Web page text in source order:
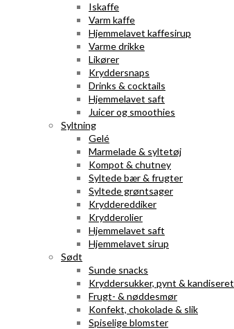
Iskaffe
Varm kaffe
Hjemmelavet kaffesirup
Varme drikke
Likører
Kryddersnaps
Drinks & cocktails
Hjemmelavet saft
Juicer og smoothies
Syltning
Gelé
Marmelade & syltetøj
Kompot & chutney
Syltede bær & frugter
Syltede grøntsager
Kryddereddiker
Krydderolier
Hjemmelavet saft
Hjemmelavet sirup
Sødt
Sunde snacks
Kryddersukker, pynt & kandiseret
Frugt- & nøddesmør
Konfekt, chokolade & slik
Spiselige blomster